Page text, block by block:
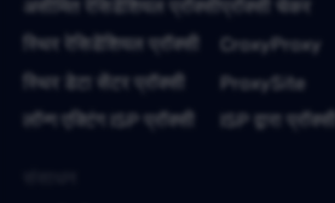
असीमित रेसिडेंशियल प्रॉक्सी
स्थिर रेसिडेंशियल प्रॉक्सी
स्थिर डेटा सेंटर प्रॉक्सी
लॉन्ग एक्टिंग ISP प्रॉक्सी
प्रॉक्सी चेकर
CroxyProxy
ProxySite
ISP द्वारा प्रॉक्सी